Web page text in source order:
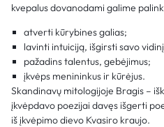
kvepalus dovanodami galime
atverti kūrybines galias;
lavinti intuiciją, išgirsti savo
pažadins talentus, gebėjimus;
įkvėps menininkus ir kūrėjus.
Skandinavų mitologijoje Bragis –
įkvėpdavo poezijai davęs išgerti
iš įkvėpimo dievo Kvasiro kraujo.